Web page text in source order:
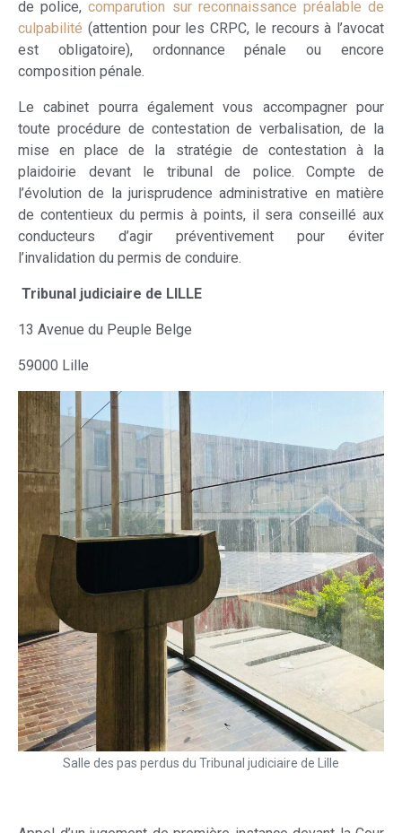
de police,comparution sur reconnaissance préalable de
culpabilité (attention pour les CRPC, le recours à l’avocat
est obligatoire), ordonnance pénale ou encore
composition pénale.
Le cabinet pourra également vous accompagner pour
toute procédure de contestation de verbalisation, de la
mise en place de la stratégie de contestation à la
plaidoirie devant le tribunal de police. Compte de
l’évolution de la jurisprudence administrative en matière
de contentieux du permis à points, il sera conseillé aux
conducteurs d’agir préventivement pour éviter
l’invalidation du permis de conduire.
Tribunal judiciaire de LILLE
13 Avenue du Peuple Belge
59000 Lille
Salle des pas perdus du Tribunal judiciaire de Lille